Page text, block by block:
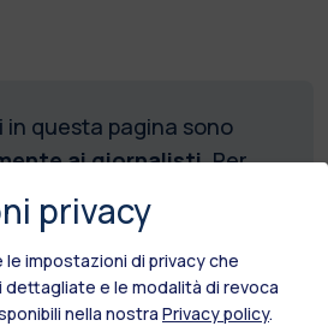
questa pagina sono
ai giornalisti. Per
relative alla carriera
di ammissione)
utilizzare il
.
privacy
impostazioni di privacy che
dettagliate e le modalità di revoca
nella nostra Privacy policy.